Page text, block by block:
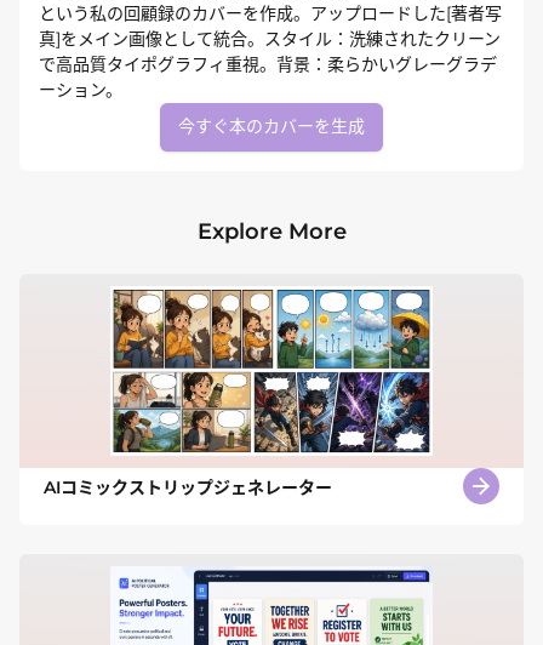
という私の回顧録のカバーを作成。アップロードした[著者写
真]をメイン画像として統合。スタイル：洗練されたクリーン
で高品質タイポグラフィ重視。背景：柔らかいグレーグラデ
ーション。
今すぐ本のカバーを生成
Explore More
AIコミックストリップジェネレーター